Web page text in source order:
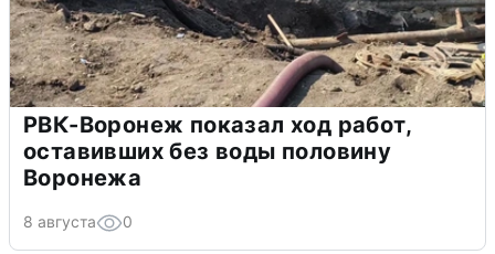
РВК-Воронеж показал ход работ,
оставивших без воды половину
Воронежа
8 августа 0